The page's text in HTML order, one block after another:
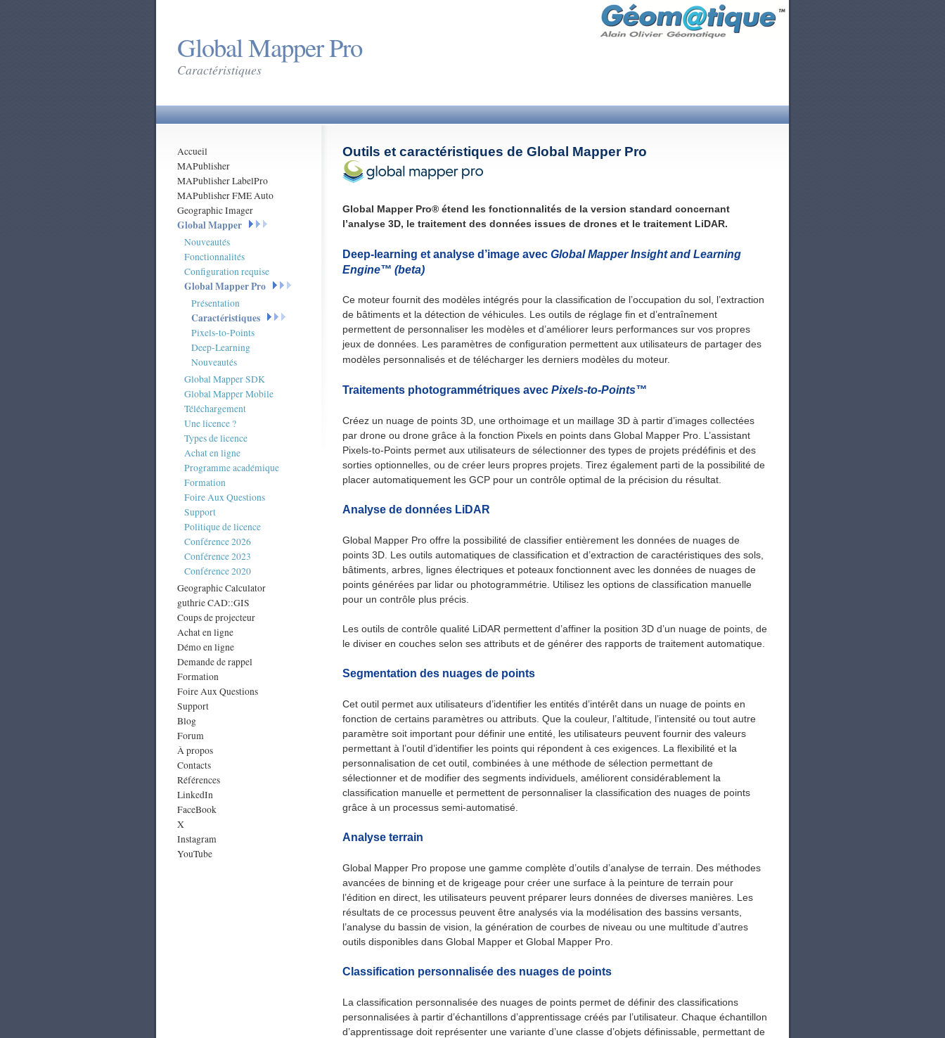
Global Mapper Pro
Caractéristiques
Accueil
MAPublisher
MAPublisher LabelPro
MAPublisher FME Auto
Geographic Imager
Global Mapper
Nouveautés
Fonctionnalités
Configuration requise
Global Mapper Pro
Présentation
Caractéristiques
Pixels-to-Points
Deep-Learning
Nouveautés
Global Mapper SDK
Global Mapper Mobile
Téléchargement
Une licence ?
Types de licence
Achat en ligne
Programme académique
Formation
Foire Aux Questions
Support
Politique de licence
Conférence 2026
Conférence 2023
Conférence 2020
Geographic Calculator
guthrie CAD::GIS
Coups de projecteur
Achat en ligne
Démo en ligne
Demande de rappel
Formation
Foire Aux Questions
Support
Blog
Forum
À propos
Contacts
Références
LinkedIn
FaceBook
X
Instagram
YouTube
Outils et caractéristiques de Global Mapper Pro
Global Mapper Pro® étend les fonctionnalités de la version standard concernant
l’analyse 3D, le traitement des données issues de drones et le traitement LiDAR.
Deep-learning et analyse d’image avec Global Mapper Insight and Learning
Engine™ (beta)
Ce moteur fournit des modèles intégrés pour la classification de l’occupation du sol, l’extraction
de bâtiments et la détection de véhicules. Les outils de réglage fin et d’entraînement
permettent de personnaliser les modèles et d’améliorer leurs performances sur vos propres
jeux de données. Les paramètres de configuration permettent aux utilisateurs de partager des
modèles personnalisés et de télécharger les derniers modèles du moteur.
Traitements photogrammétriques avec Pixels-to-Points™
Créez un nuage de points 3D, une orthoimage et un maillage 3D à partir d’images collectées
par drone ou drone grâce à la fonction Pixels en points dans Global Mapper Pro. L’assistant
Pixels-to-Points permet aux utilisateurs de sélectionner des types de projets prédéfinis et des
sorties optionnelles, ou de créer leurs propres projets. Tirez également parti de la possibilité de
placer automatiquement les GCP pour un contrôle optimal de la précision du résultat.
Analyse de données LiDAR
Global Mapper Pro offre la possibilité de classifier entièrement les données de nuages ​​de
points 3D. Les outils automatiques de classification et d’extraction de caractéristiques des sols,
bâtiments, arbres, lignes électriques et poteaux fonctionnent avec les données de nuages ​​de
points générées par lidar ou photogrammétrie. Utilisez les options de classification manuelle
pour un contrôle plus précis.
Les outils de contrôle qualité LiDAR permettent d’affiner la position 3D d’un nuage de points, de
le diviser en couches selon ses attributs et de générer des rapports de traitement automatique.
Segmentation des nuages de points
Cet outil permet aux utilisateurs d’identifier les entités d’intérêt dans un nuage de points en
fonction de certains paramètres ou attributs. Que la couleur, l’altitude, l’intensité ou tout autre
paramètre soit important pour définir une entité, les utilisateurs peuvent fournir des valeurs
permettant à l’outil d’identifier les points qui répondent à ces exigences. La flexibilité et la
personnalisation de cet outil, combinées à une méthode de sélection permettant de
sélectionner et de modifier des segments individuels, améliorent considérablement la
classification manuelle et permettent de personnaliser la classification des nuages ​​de points
grâce à un processus semi-automatisé.
Analyse terrain
Global Mapper Pro propose une gamme complète d’outils d’analyse de terrain. Des méthodes
avancées de binning et de krigeage pour créer une surface à la peinture de terrain pour
l’édition en direct, les utilisateurs peuvent préparer leurs données de diverses manières. Les
résultats de ce processus peuvent être analysés via la modélisation des bassins versants,
l’analyse du bassin de vision, la génération de courbes de niveau ou une multitude d’autres
outils disponibles dans Global Mapper et Global Mapper Pro.
Classification personnalisée des nuages de points
La classification personnalisée des nuages ​​de points permet de définir des classifications
personnalisées à partir d’échantillons d’apprentissage créés par l’utilisateur. Chaque échantillon
d’apprentissage doit représenter une variante d’une classe d’objets définissable, permettant de